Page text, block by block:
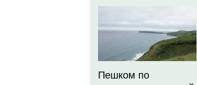
Пешком по